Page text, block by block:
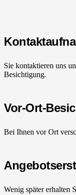
Sie kontaktieren uns
Besichtigung.
Vor-Ort-
Bei Ihnen vor Ort
Wenig später erhalten